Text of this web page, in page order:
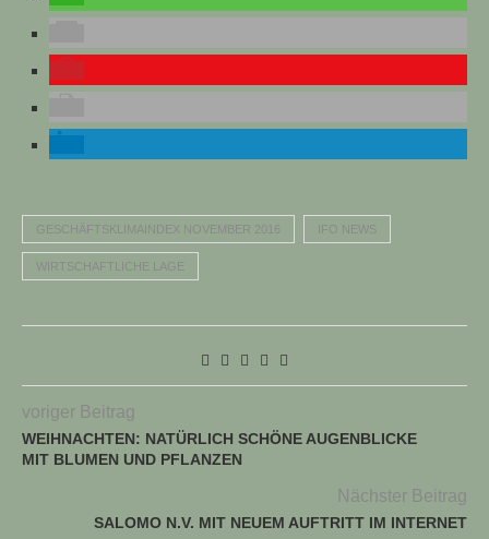
GESCHÄFTSKLIMAINDEX NOVEMBER 2016 IFO NEWS
WIRTSCHAFTLICHE LAGE
voriger Beitrag
WEIHNACHTEN: NATÜRLICH SCHÖNE AUGENBLICKE
MIT BLUMEN UND PFLANZEN
Nächster Beitrag
SALOMO N.V. MIT NEUEM AUFTRITT IM INTERNET